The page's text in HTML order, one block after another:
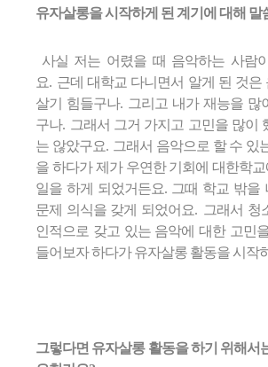
유자살롱을 시작하게 된 계기에 대해 말
사실 저는 어렸을 때 음악하는 사람
요. 근데 대학교 다니면서 알게 된 것은
살기 힘들구나. 그리고 내가 재능을 많
구나. 그래서 그거 가지고 고민을 많이
는 않았구요. 그래서 음악으로 할 수 있
을 하다가 제가 우연한 기회에 대한학
일을 하게 되었거든요. 그때 학교 밖을
문제 의식을 갖게 되었어요. 그래서 청
인적으로 갖고 있는 음악에 대한 고민
들어보자 하다가 유자살롱 활동을 시작
그렇다면 유자살롱 활동을 하기 위해서